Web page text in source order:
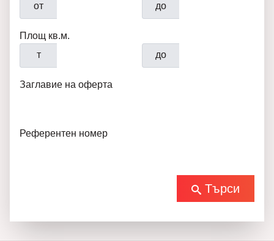
от
до
Площ кв.м.
т
до
Заглавие на оферта
Референтен номер
Търси